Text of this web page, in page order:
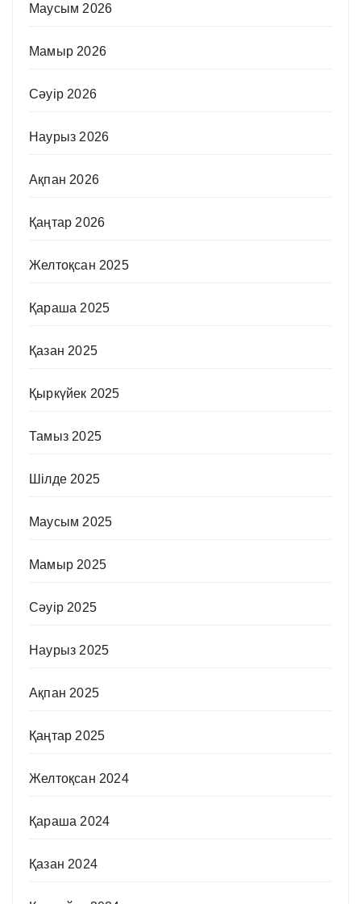
Маусым 2026
Мамыр 2026
Сәуір 2026
Наурыз 2026
Ақпан 2026
Қаңтар 2026
Желтоқсан 2025
Қараша 2025
Қазан 2025
Қыркүйек 2025
Тамыз 2025
Шілде 2025
Маусым 2025
Мамыр 2025
Сәуір 2025
Наурыз 2025
Ақпан 2025
Қаңтар 2025
Желтоқсан 2024
Қараша 2024
Қазан 2024